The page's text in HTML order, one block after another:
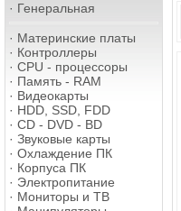
· Генеральная
· Материнские платы
· Контроллеры
· CPU - процессоры
· Память - RAM
· Видеокарты
· HDD, SSD, FDD
· CD - DVD - BD
· Звуковые карты
· Охлаждение ПК
· Корпуса ПК
· Электропитание
· Мониторы и ТВ